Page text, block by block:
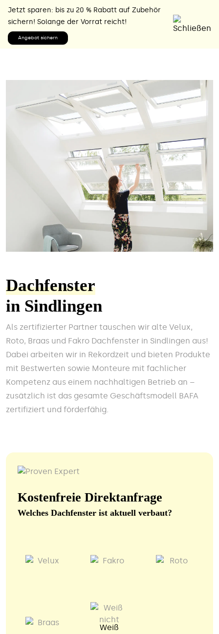
Jetzt sparen: bis zu 20 % Rabatt auf Zubehör
sichern! Solange der Vorrat reicht!
Angebot sichern
Dachfenster
in Sindlingen
Als zertifizierter Partner tauschen wir alte Velux,
Roto, Braas und Fakro Dachfenster in Sindlingen aus!
Dabei arbeiten wir in Rekordzeit und bieten Produkte
mit Bestwerten sowie Monteure mit fachlicher
Kompetenz aus einem nachhaltigen Betrieb an –
zusätzlich ist das gesamte Geschäftsmodell BAFA
zertifiziert und förderfähig.
Kostenfreie Direktanfrage
Welches Dachfenster ist aktuell verbaut?
Weiß